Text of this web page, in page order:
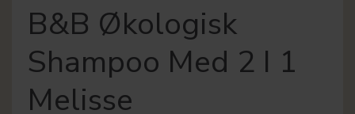
B&B Økologisk
Shampoo Med 2 I 1
Melisse